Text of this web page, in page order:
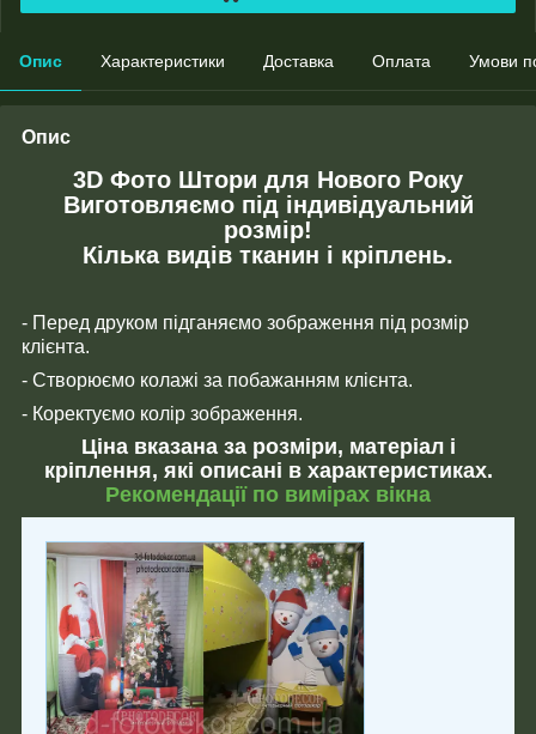
Опис Характеристики Доставка Оплата Умови
Опис
3D Фото Штори для Нового Року
Виготовляємо під індивідуальний
розмір!
Кілька видів тканин і кріплень.
- Перед друком підганяємо зображення під розмір
клієнта.
- Створюємо колажі за побажанням клієнта.
- Коректуємо колір зображення.
Ціна вказана за розміри, матеріал і
кріплення, які описані в характеристиках.
Рекомендації по вимірах вікна